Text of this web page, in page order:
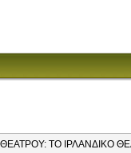
ΤΟ ΙΡΛΑΝΔΙΚΟ